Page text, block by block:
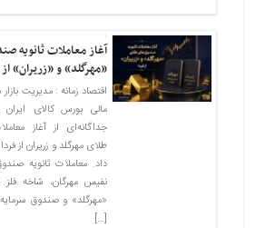
آغاز معاملات ثانویه
«مهرگلد» و «زریران» از
اقتصاد زمانه : مدیریت
مالی بورس کالای
جداگانه‌ای از آغاز
داد. معاملات ثانویه
نفیس مهرگان، شاخه فلز
«مهرگلد» و صندوق
[…]